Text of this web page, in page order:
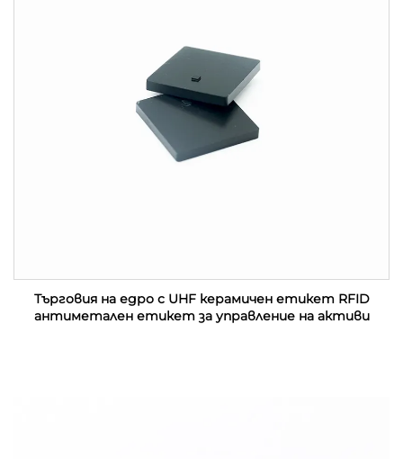
Търговия на едро с UHF керамичен етикет RFID
антиметален етикет за управление на активи